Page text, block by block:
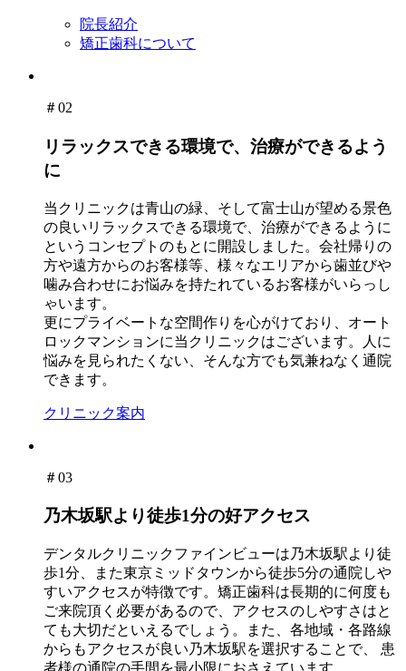
院長紹介
矯正歯科について
＃02
リラックスできる環境で、治療ができるよう
に
当クリニックは青山の緑、そして富士山が望める景色
の良いリラックスできる環境で、治療ができるように
というコンセプトのもとに開設しました。会社帰りの
方や遠方からのお客様等、様々なエリアから歯並びや
噛み合わせにお悩みを持たれているお客様がいらっし
ゃいます。
更にプライベートな空間作りを心がけており、オート
ロックマンションに当クリニックはございます。人に
悩みを見られたくない、そんな方でも気兼ねなく通院
できます。
クリニック案内
＃03
乃木坂駅より徒歩1分の好アクセス
デンタルクリニックファインビューは乃木坂駅より徒
歩1分、また東京ミッドタウンから徒歩5分の通院しや
すいアクセスが特徴です。矯正歯科は長期的に何度も
ご来院頂く必要があるので、アクセスのしやすさはと
ても大切だといえるでしょう。また、各地域・各路線
からもアクセスが良い乃木坂駅を選択することで、 患
者様の通院の手間を最小限におさえています。